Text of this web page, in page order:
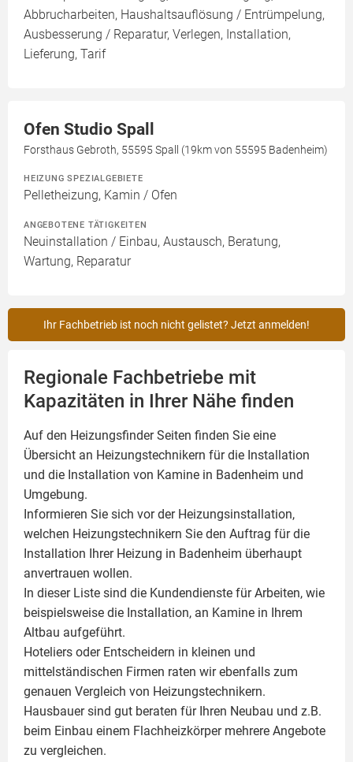
Abbrucharbeiten, Haushaltsauflösung / Entrümpelung,
Ausbesserung / Reparatur, Verlegen, Installation,
Lieferung, Tarif
Ofen Studio Spall
Forsthaus Gebroth, 55595 Spall (19km von 55595 Badenheim)
HEIZUNG SPEZIALGEBIETE
Pelletheizung, Kamin / Ofen
ANGEBOTENE TÄTIGKEITEN
Neuinstallation / Einbau, Austausch, Beratung,
Wartung, Reparatur
Ihr Fachbetrieb ist noch nicht gelistet? Jetzt anmelden!
Regionale Fachbetriebe mit
Kapazitäten in Ihrer Nähe finden
Auf den Heizungsfinder Seiten finden Sie eine
Übersicht an Heizungstechnikern für die Installation
und die Installation von Kamine in Badenheim und
Umgebung.
Informieren Sie sich vor der Heizungsinstallation,
welchen Heizungstechnikern Sie den Auftrag für die
Installation Ihrer Heizung in Badenheim überhaupt
anvertrauen wollen.
In dieser Liste sind die Kundendienste für Arbeiten, wie
beispielsweise die Installation, an Kamine in Ihrem
Altbau aufgeführt.
Hoteliers oder Entscheidern in kleinen und
mittelständischen Firmen raten wir ebenfalls zum
genauen Vergleich von Heizungstechnikern.
Hausbauer sind gut beraten für Ihren Neubau und z.B.
beim Einbau einem Flachheizkörpermehrere Angebote
zu vergleichen.